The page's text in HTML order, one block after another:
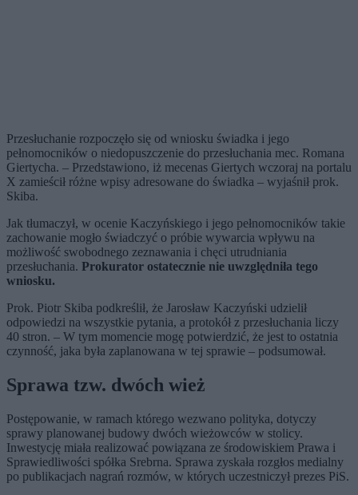
Przesłuchanie rozpoczęło się od wniosku świadka i jego
pełnomocników o niedopuszczenie do przesłuchania mec. Romana
Giertycha. – Przedstawiono, iż mecenas Giertych wczoraj na portalu
X zamieścił różne wpisy adresowane do świadka – wyjaśnił prok.
Skiba.
Jak tłumaczył, w ocenie Kaczyńskiego i jego pełnomocników takie
zachowanie mogło świadczyć o próbie wywarcia wpływu na
możliwość swobodnego zeznawania i chęci utrudniania
przesłuchania. Prokurator ostatecznie nie uwzględniła tego
wniosku.
Prok. Piotr Skiba podkreślił, że Jarosław Kaczyński udzielił
odpowiedzi na wszystkie pytania, a protokół z przesłuchania liczy
40 stron. – W tym momencie mogę potwierdzić, że jest to ostatnia
czynność, jaka była zaplanowana w tej sprawie – podsumował.
Sprawa tzw. dwóch wież
Postępowanie, w ramach którego wezwano polityka, dotyczy
sprawy planowanej budowy dwóch wieżowców w stolicy.
Inwestycję miała realizować powiązana ze środowiskiem Prawa i
Sprawiedliwości spółka Srebrna. Sprawa zyskała rozgłos medialny
po publikacjach nagrań rozmów, w których uczestniczył prezes PiS.